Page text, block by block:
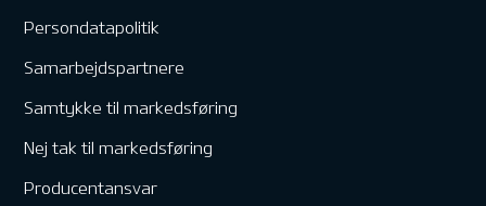
Persondatapolitik
Samarbejdspartnere
Samtykke til markedsføring
Nej tak til markedsføring
Producentansvar